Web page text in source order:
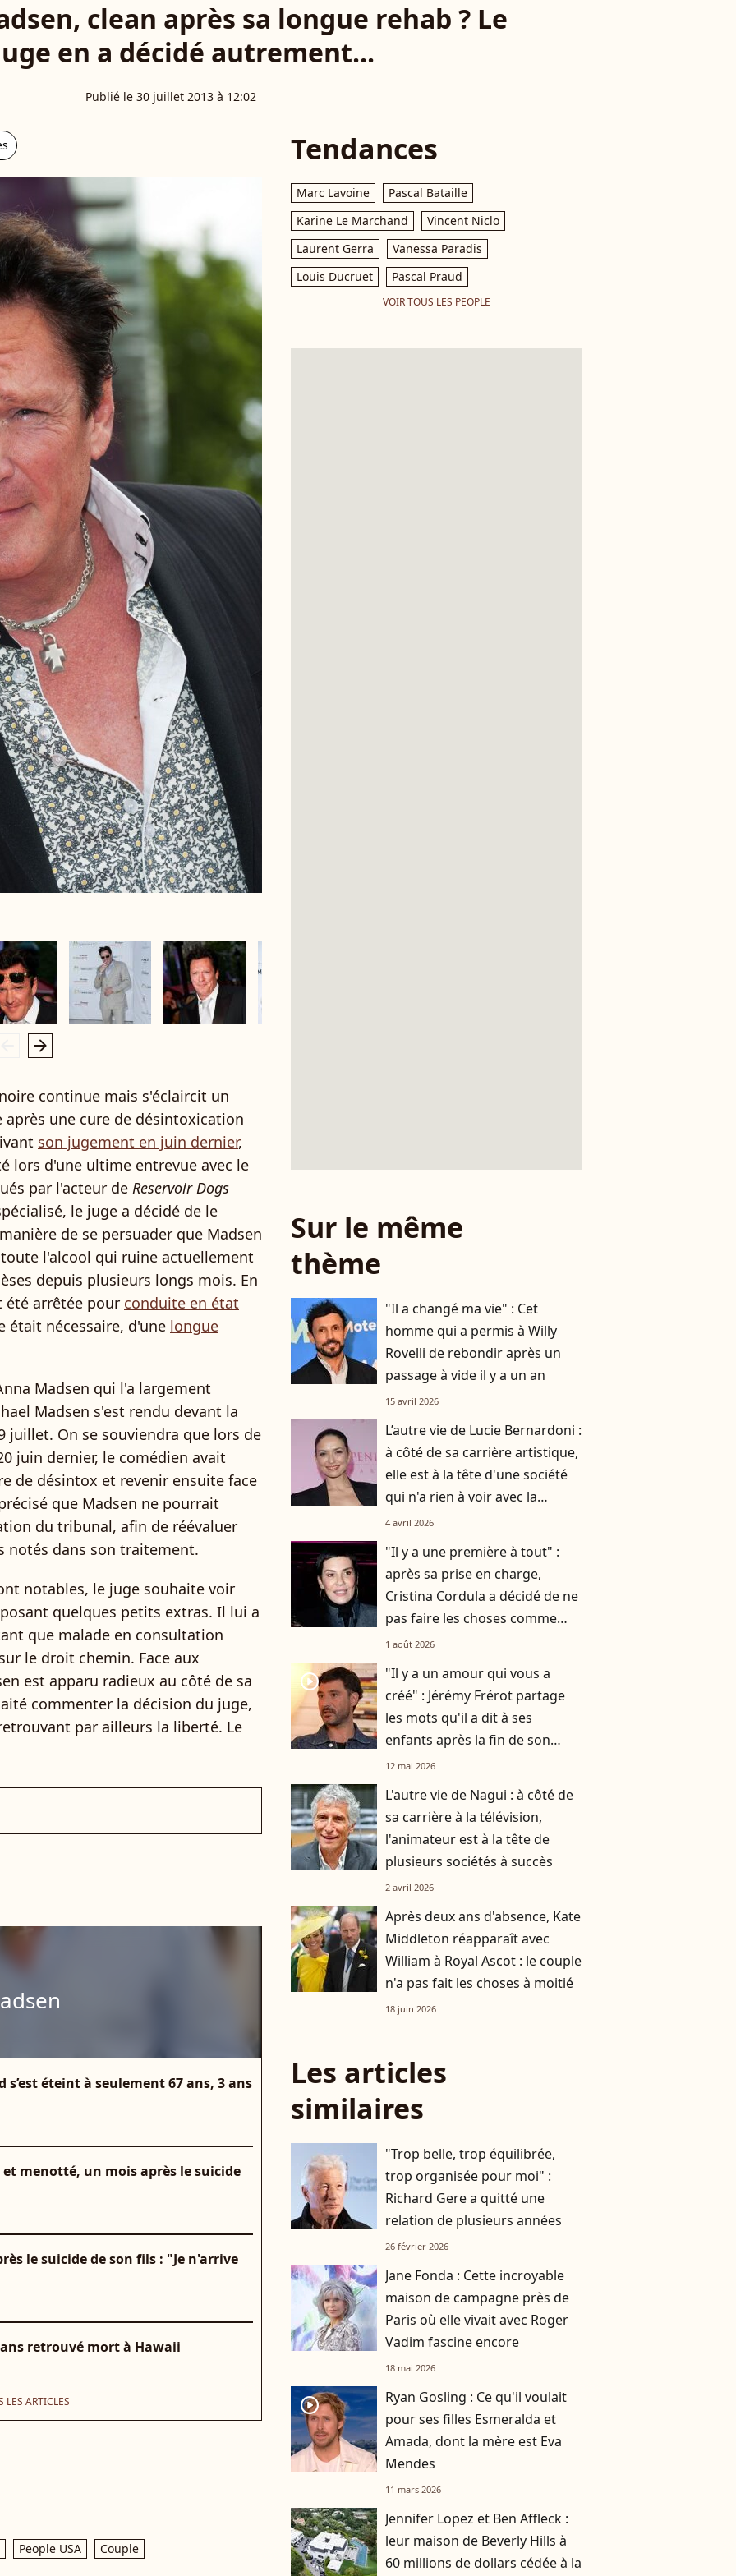
clean après sa longue rehab ? Le
en a décidé autrement...
Publié le 30 juillet 2013 à 12:02
arrow_right
continue mais s'éclaircit un
une cure de désintoxication
son jugement en juin dernier,
lors d'une ultime entrevue avec le
par l'acteur de Reservoir Dogs
le juge a décidé de le
de se persuader que Madsen
l'alcool qui ruine actuellement
depuis plusieurs longs mois. En
été arrêtée pour conduite en état
était nécessaire, d'une longue
Madsen qui l'a largement
Madsen s'est rendu devant la
juillet. On se souviendra que lors de
juin dernier, le comédien avait
de désintox et revenir ensuite face
que Madsen ne pourrait
du tribunal, afin de réévaluer
notés dans son traitement.
notables, le juge souhaite voir
quelques petits extras. Il lui a
que malade en consultation
le droit chemin. Face aux
est apparu radieux au côté de sa
commenter la décision du juge,
par ailleurs la liberté. Le
éteint à seulement 67 ans, 3 ans
menotté, un mois après le suicide
le suicide de son fils : "Je n'arrive
retrouvé mort à Hawaii
LES ARTICLES
People USA Couple
Tendances
Marc Lavoine
Pascal Bataille
Karine Le Marchand
Vincent Niclo
Laurent Gerra
Vanessa Paradis
Louis Ducruet
Pascal Praud
VOIR TOUS LES PEOPLE
Sur le même
thème
"Il a changé ma vie" : Cet
homme qui a permis à Willy
Rovelli de rebondir après un
passage à vide il y a un an
15 avril 2026
L’autre vie de Lucie Bernardoni :
à côté de sa carrière artistique,
elle est à la tête d'une société
qui n'a rien à voir avec la
musique
4 avril 2026
"Il y a une première à tout" :
après sa prise en charge,
Cristina Cordula a décidé de ne
pas faire les choses comme
d'habitude
1 août 2026
player2
"Il y a un amour qui vous a
créé" : Jérémy Frérot partage
les mots qu'il a dit à ses
enfants après la fin de son
histoire avec leur mère Laure
12 mai 2026
L'autre vie de Nagui : à côté de
sa carrière à la télévision,
l'animateur est à la tête de
plusieurs sociétés à succès
2 avril 2026
Après deux ans d'absence, Kate
Middleton réapparaît avec
William à Royal Ascot : le couple
n'a pas fait les choses à moitié
18 juin 2026
Les articles
similaires
"Trop belle, trop équilibrée,
trop organisée pour moi" :
Richard Gere a quitté une
relation de plusieurs années
26 février 2026
Jane Fonda : Cette incroyable
maison de campagne près de
Paris où elle vivait avec Roger
Vadim fascine encore
18 mai 2026
player2
Ryan Gosling : Ce qu'il voulait
pour ses filles Esmeralda et
Amada, dont la mère est Eva
Mendes
11 mars 2026
Jennifer Lopez et Ben Affleck :
leur maison de Beverly Hills à
60 millions de dollars cédée à la